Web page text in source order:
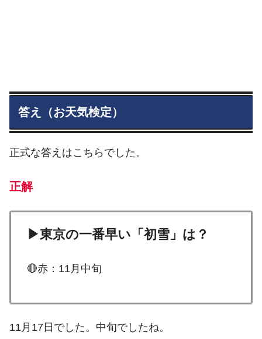
答え（お天気検定）
正式な答えはこちらでした。
正解
▶東京の一番早い「初雪」は？
🔴赤：11月中旬
11月17日でした。中旬でしたね。